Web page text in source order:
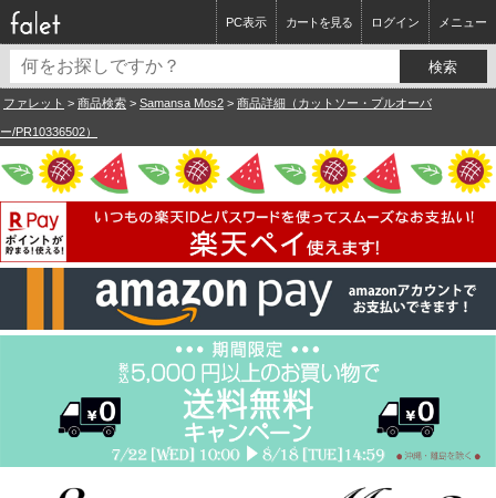
ログイン メニュー
カートを見る
PC表示
ファレット > 商品検索 > Samansa Mos2 > 商品詳細（カットソー・プルオーバ
ー/PR10336502）